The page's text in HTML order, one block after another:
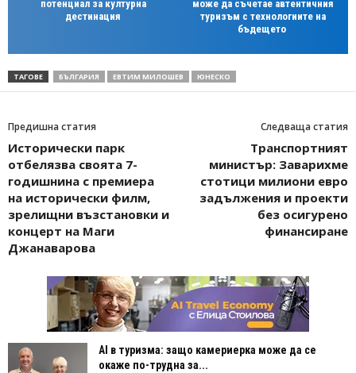
потенциал за културна
дестинация
може да съчетае автентичния
туризъм с технологиите на
бъдещето
ТАГОВЕ БЪЛГАРИЯ ЕВТИМ МИЛОШЕВ ЮНЕСКО
Предишна статия
Исторически парк
отбелязва своята 7-
годишнина с премиера
на исторически филм,
зрелищни възстановки и
концерт на Маги
Джанаварова
Следваща статия
Транспортният
министър: Заварихме
стотици милиони евро
задължения и проекти
без осигурено
финансиране
AI в туризма: защо камериерка може да се
окаже по-трудна за...